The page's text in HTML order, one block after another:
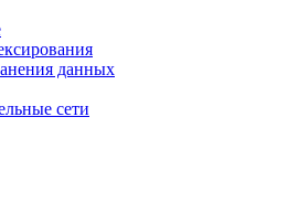
данных
сети